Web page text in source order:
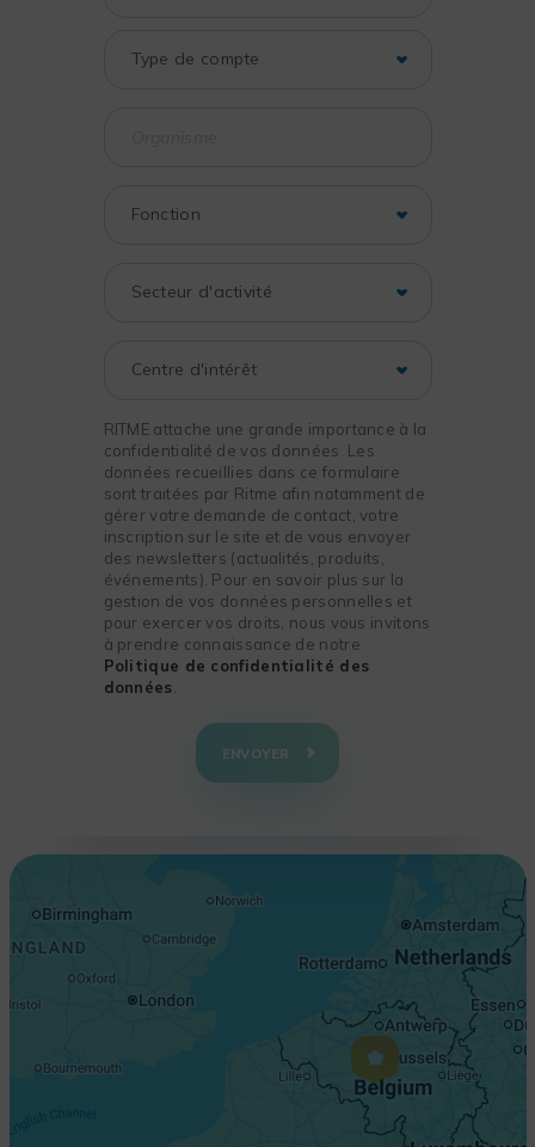
RITME attache une grande importance à la
confidentialité de vos données. Les
données recueillies dans ce formulaire
sont traitées par Ritme afin notamment de
gérer votre demande de contact, votre
inscription sur le site et de vous envoyer
des newsletters (actualités, produits,
événements). Pour en savoir plus sur la
gestion de vos données personnelles et
pour exercer vos droits, nous vous invitons
à prendre connaissance de notre
Politique de confidentialité des
données
ENVOYER